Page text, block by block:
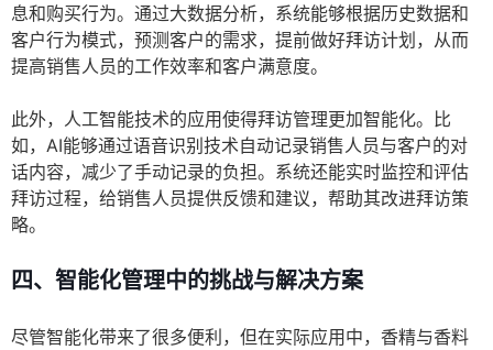
息和购买行为。通过大数据分析，系统能够根据历史数据和
客户行为模式，预测客户的需求，提前做好拜访计划，从而
提高销售人员的工作效率和客户满意度。
此外，人工智能技术的应用使得拜访管理更加智能化。比
如，AI能够通过语音识别技术自动记录销售人员与客户的对
话内容，减少了手动记录的负担。系统还能实时监控和评估
拜访过程，给销售人员提供反馈和建议，帮助其改进拜访策
略。
四、智能化管理中的挑战与解决方案
尽管智能化带来了很多便利，但在实际应用中，香精与香料